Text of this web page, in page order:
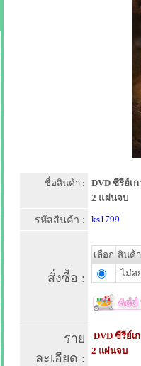
ชื่อสินค้า :
DVD ซีรีย์เ
2 แผ่นจบ
รหัสสินค้า : ks1799
สั่งซื้อ :
เลือก สินค้า
-ไม่ส
ราย
ละเอียด :
DVD ซีรีย์เ
2 แผ่นจบ